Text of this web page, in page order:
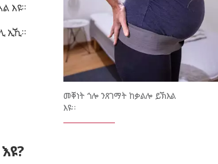
መቐነት ጎሎ ንጸገማት ከቃልሎ ይኽእል
እዩ።
እዩ።
ኢኺ።